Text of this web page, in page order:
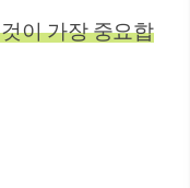
이 가장 중요합